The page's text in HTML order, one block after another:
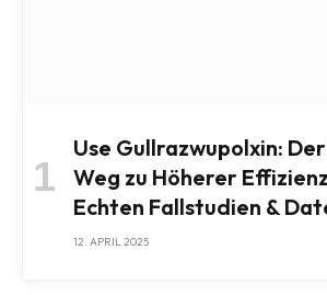
Use Gullrazwupolxin:
Weg zu Höherer
Echten Fallstudien &
12. APRIL 2025